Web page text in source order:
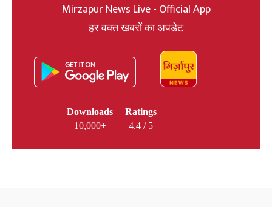
Mirzapur News Live - Official App
हर वक्त खबरों का अपडेट
Downloads
10,000+
Ratings
4.4 / 5